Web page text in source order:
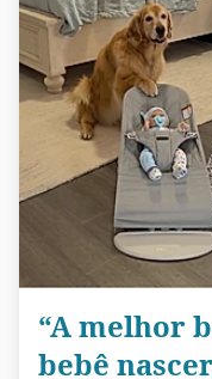
“A melhor
bebê